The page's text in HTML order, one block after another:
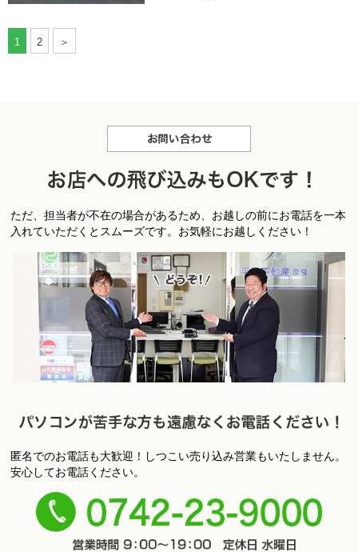
1 2 ＞
店への飛び込みもＯＫです！
ただ、担当者が不在の場合があるため、お越しの前にお電話を一本
入れていただくとスムーズです。お気軽にお越しください！
ソコンが苦手な方も遠慮なくお電話ください！
匿名でのお電話も大歓迎！しつこい売り込み営業もいたしません。
安心してお電話ください。